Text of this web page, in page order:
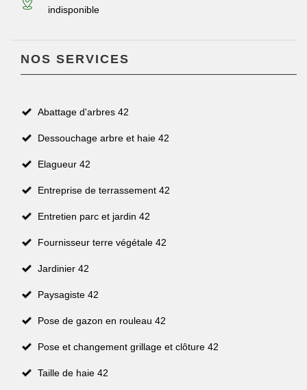
indisponible
NOS SERVICES
Abattage d'arbres 42
Dessouchage arbre et haie 42
Elagueur 42
Entreprise de terrassement 42
Entretien parc et jardin 42
Fournisseur terre végétale 42
Jardinier 42
Paysagiste 42
Pose de gazon en rouleau 42
Pose et changement grillage et clôture 42
Taille de haie 42